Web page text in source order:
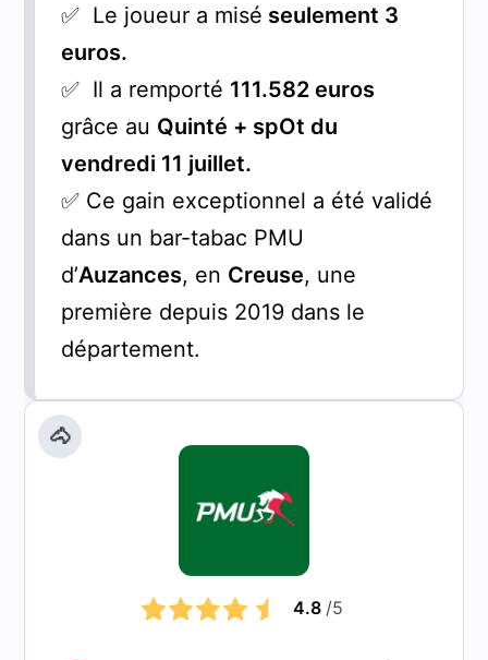
✅ Le joueur a misé seulement 3
euros.
✅ Il a remporté 111.582 euros
grâce au Quinté + spOt du
vendredi 11 juillet.
✅ Ce gain exceptionnel a été validé
dans un bar-tabac PMU
d’Auzances, en Creuse, une
première depuis 2019 dans le
département.
🐴
4.8 /5